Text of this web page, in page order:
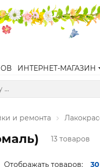
ИНТЕРНЕТ-МАГАЗИН
и ремонта
13 товаров
Отображать товаров: 30